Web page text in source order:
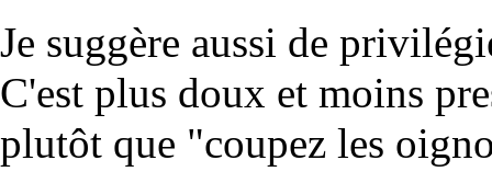
Je suggère aussi de
C'est plus doux et moins
plutôt que "coupez les